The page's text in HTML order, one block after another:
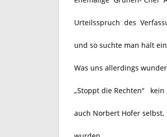
Urteilsspruch des
und so suchte man halt
Was uns allerdings
„Stoppt die Rechten“
auch Norbert Hofer